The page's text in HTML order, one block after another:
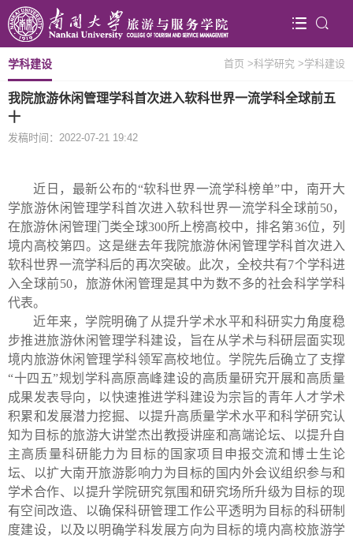
首页 >科学研究 >学科建设
学科建设
我院旅游休闲管理学科首次进入软科世界一流学科全球前五
十
发稿时间：2022-07-21 19:42
近日，最新公布的“软科世界一流学科榜单”中，南开大
学旅游休闲管理学科首次进入软科世界一流学科全球前50，
在旅游休闲管理门类全球300所上榜高校中，排名第36位，列
境内高校第四。这是继去年我院旅游休闲管理学科首次进入
软科世界一流学科后的再次突破。此次，全校共有7个学科进
入全球前50，旅游休闲管理是其中为数不多的社会科学学科
代表。
近年来，学院明确了从提升学术水平和科研实力角度稳
步推进旅游休闲管理学科建设，旨在从学术与科研层面实现
境内旅游休闲管理学科领军高校地位。学院先后确立了支撑
“十四五”规划学科高原高峰建设的高质量研究开展和高质量
成果发表导向，以快速推进学科建设为宗旨的青年人才学术
积累和发展潜力挖掘、以提升高质量学术水平和科学研究认
知为目标的旅游大讲堂杰出教授讲座和高端论坛、以提升自
主高质量科研能力为目标的国家项目申报交流和博士生论
坛、以扩大南开旅游影响力为目标的国内外会议组织参与和
学术合作、以提升学院研究氛围和研究场所升级为目标的现
有空间改造、以确保科研管理工作公平透明为目标的科研制
度建设，以及以明确学科发展方向为目标的境内高校旅游学